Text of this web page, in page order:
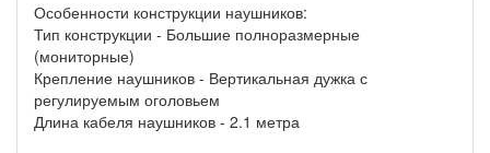
Особенности конструкции наушников:
Тип конструкции - Большие полноразмерные
(мониторные)
Крепление наушников - Вертикальная дужка с
регулируемым оголовьем
Длина кабеля наушников - 2.1 метра